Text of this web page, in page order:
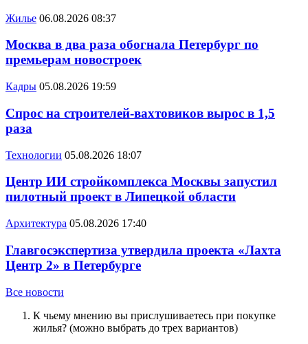
Жилье 06.08.2026 08:37
Москва в два раза обогнала Петербург по
премьерам новостроек
Кадры 05.08.2026 19:59
Спрос на строителей-вахтовиков вырос в 1,5
раза
Технологии 05.08.2026 18:07
Центр ИИ стройкомплекса Москвы запустил
пилотный проект в Липецкой области
Архитектура 05.08.2026 17:40
Главгосэкспертиза утвердила проекта «Лахта
Центр 2» в Петербурге
Все новости
К чьему мнению вы прислушиваетесь при покупке
жилья? (можно выбрать до трех вариантов)